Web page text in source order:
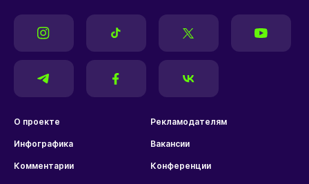
О проекте Рекламодателям
Инфографика Вакансии
Комментарии Конференции